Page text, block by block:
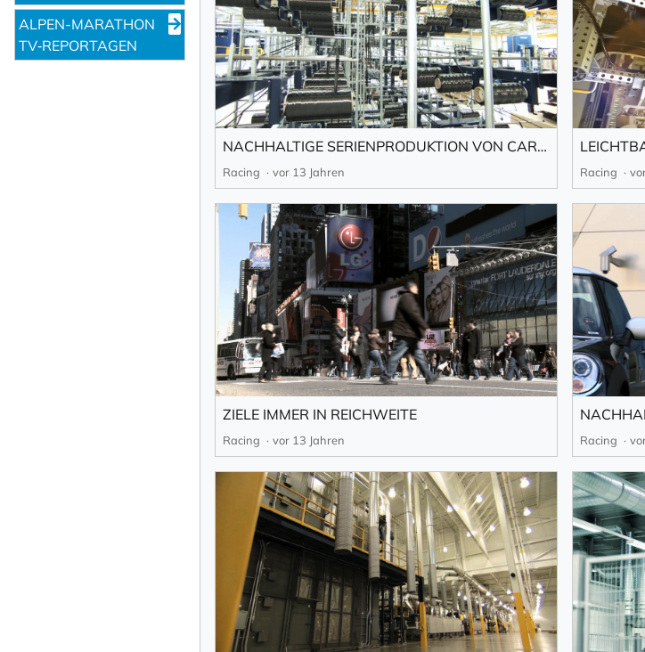
ALPEN-MARATHON
TV‑REPORTAGEN
NACHHALTIGE SERIENPRODUKTION VON CARBONFASERN
Racing vor 13 Jahren Racing
ZIELE IMMER IN REICHWEITE
Racing vor 13 Jahren Racing
NEWSLETTER ABONNIEREN
Vorname
Nachname
Ihre E-Mail-Adresse
Ich willige in den Empfang des Newsletters ein, den
abbestellen kann.
Mit der Eintragung für den Newsletter bestätigen Sie die Verarbeitung Ihrer
Newsletter abonnieren